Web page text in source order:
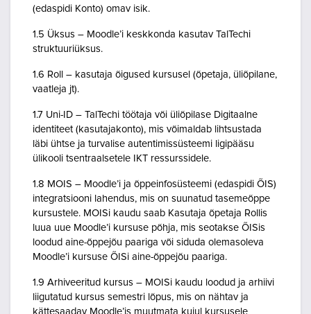
(edaspidi Konto) omav isik.
1.5 Üksus – Moodle’i keskkonda kasutav TalTechi
struktuuriüksus.
1.6 Roll – kasutaja õigused kursusel (õpetaja, üliõpilane,
vaatleja jt).
1.7 Uni-ID – TalTechi töötaja või üliõpilase Digitaalne
identiteet (kasutajakonto), mis võimaldab lihtsustada
läbi ühtse ja turvalise autentimissüsteemi ligipääsu
ülikooli tsentraalsetele IKT ressurssidele.
1.8 MOIS – Moodle’i ja õppeinfosüsteemi (edaspidi ÕIS)
integratsiooni lahendus, mis on suunatud tasemeõppe
kursustele. MOISi kaudu saab Kasutaja õpetaja Rollis
luua uue Moodle’i kursuse põhja, mis seotakse ÕISis
loodud aine-õppejõu paariga või siduda olemasoleva
Moodle’i kursuse ÕISi aine-õppejõu paariga.
1.9 Arhiveeritud kursus – MOISi kaudu loodud ja arhiivi
liigutatud kursus semestri lõpus, mis on nähtav ja
kättesaadav Moodle’is muutmata kujul kursusele